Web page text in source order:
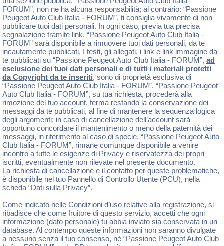
FORUM”, non ne ha alcuna responsabilità; al contrario: “Passione
Peugeot Auto Club Italia - FORUM”, ti consiglia vivamente di non
pubblicare tuoi dati personali. In ogni caso, previa tua precisa
segnalazione tramite link, “Passione Peugeot Auto Club Italia -
FORUM” sarà disponibile a rimuovere tuoi dati personali, da te
incautamente pubblicati. I testi, gli allegati, i link e link immagine da
te pubblicati su “Passione Peugeot Auto Club Italia - FORUM”, ad
esclusione dei tuoi dati personali e di tutti i materiali protetti
da Copyright da te inseriti, sono di proprietà esclusiva di
“Passione Peugeot Auto Club Italia - FORUM”. “Passione Peugeot
Auto Club Italia - FORUM”, su tua richiesta, procederà alla
rimozione del tuo account, ferma restando la conservazione dei
messaggi da te pubblicati, al fine di mantenere la sequenza logica
degli argomenti; in caso di cancellazione dell’account sarà
opportuno concordare il mantenimento o meno della paternità dei
messaggi, in riferimento al caso di specie. “Passione Peugeot Auto
Club Italia - FORUM”, rimane comunque disponibile a venire
incontro a tutte le esigenze di Privacy e riservatezza dei propri
iscritti, eventualmente non rilevate nel presente documento.
La richiesta di cancellazione e il contatto per queste problematiche,
è disponibile nel tuo Pannello di Controllo Utente (PCU), nella
scheda “Dati sulla Privacy”.
Come indicato nelle Condizioni d’uso relative alla registrazione, si
ribadisce che come fruitore di questo servizio, accetti che ogni
informazione (dato personale) tu abbia inviato sia conservata in un
database. Al contempo queste informazioni non saranno divulgate
a nessuno senza il tuo consenso, né “Passione Peugeot Auto Club